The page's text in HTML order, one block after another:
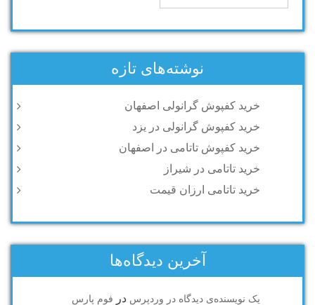
نوشته‌های تازه
خرید کفپوش گرانولی اصفهان
خرید کفپوش گرانولی در یزد
خرید کفپوش تاتامی در اصفهان
خرید تاتامی در شیراز
خرید تاتامی ارزان قیمت
آخرین دیدگاه‌ها
یک نویسنده‌ی دیدگاه در وردپرس در فوم پارس